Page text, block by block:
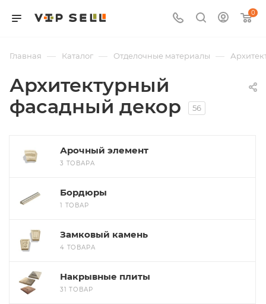
0
Главная — Каталог — Отделочные материалы —
Архитектурный
фасадный декор
56
Арочный элемент
3 ТОВАРА
Бордюры
1 ТОВАР
Замковый камень
4 ТОВАРА
Накрывные плиты
31 ТОВАР